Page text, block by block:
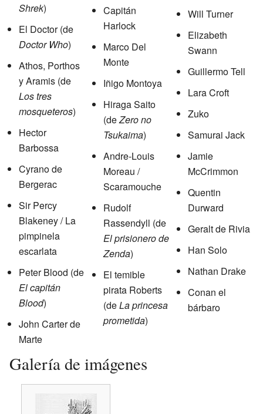
Shrek)
El Doctor (de
Doctor Who)
Athos, Porthos
y Aramis (de
Los tres
mosqueteros)
Hector
Barbossa
Cyrano de
Bergerac
Sir Percy
Blakeney / La
pimpinela
escarlata
Peter Blood (de
El capitán
Blood)
John Carter de
Marte
Capitán
Harlock
Marco Del
Monte
Iñigo Montoya
Hiraga Saito
(deZero no
Tsukaima)
Andre-Louis
Moreau /
Scaramouche
Rudolf
Rassendyll (de
El prisionero de
Zenda)
El temible
pirata Roberts
(deLa princesa
prometida)
Will Turner
Elizabeth
Swann
Guillermo Tell
Lara Croft
Zuko
Samurai Jack
Jamie
McCrimmon
Quentin
Durward
Geralt de Rivia
Han Solo
Nathan Drake
Conan el
bárbaro
Galería de imágenes